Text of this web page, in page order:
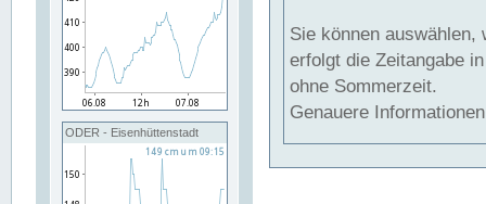
ODER - Eisenhüttenstadt
Sie können auswählen,
erfolgt die Zeitangabe
ohne Sommerzeit.
Genauere